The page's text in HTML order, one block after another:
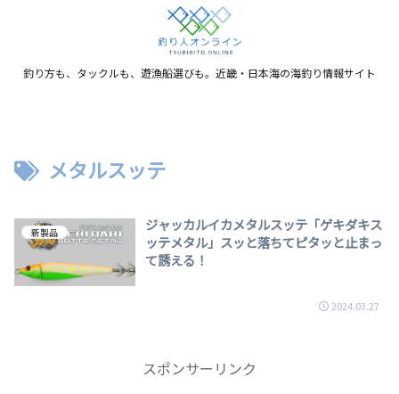
釣り方も、タックルも、遊漁船選びも。近畿・日本海の海釣り情報サイト
メタルスッテ
新製品
ジャッカルイカメタルスッテ「ゲキダキス
ッテメタル」スッと落ちてピタッと止まっ
て誘える！
2024.03.27
スポンサーリンク